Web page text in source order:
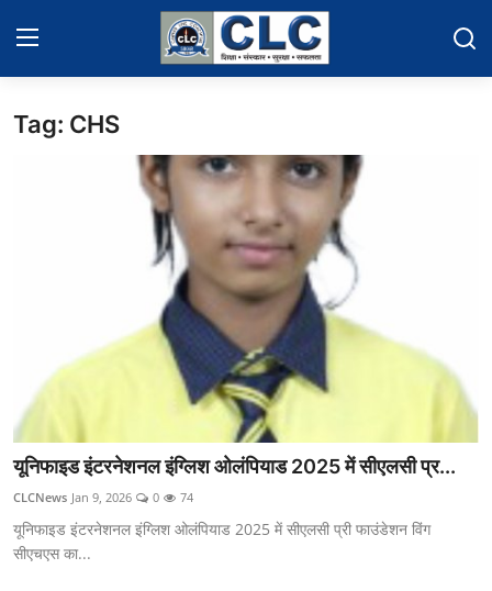
Home
Tag: CHS
यूनिफाइड इंटरनेशनल इंग्लिश ओलंपियाड 2025 में सीएलसी प्र...
CLCNews Jan 9, 2026 0 74
यूनिफाइड इंटरनेशनल इंग्लिश ओलंपियाड 2025 में सीएलसी प्री फाउंडेशन विंग
सीएचएस का...